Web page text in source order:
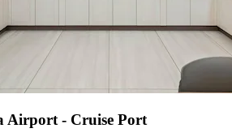
Airport - Cruise Port